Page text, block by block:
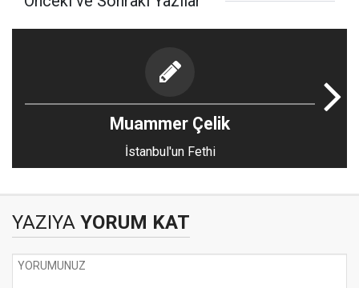
Muammer Çelik
İstanbul'un Fethi
YAZIYA YORUM KAT